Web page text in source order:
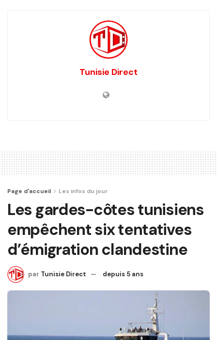
Tunisie Direct
Page d'accueil Les infos du jour
Les gardes-côtes tunisiens
empêchent six tentatives
d’émigration clandestine
par Tunisie Direct depuis 5 ans